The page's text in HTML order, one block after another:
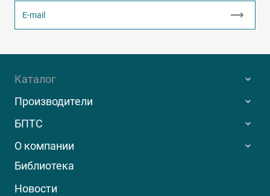
Каталог
Производители
БПТС
О компании
Библиотека
Новости